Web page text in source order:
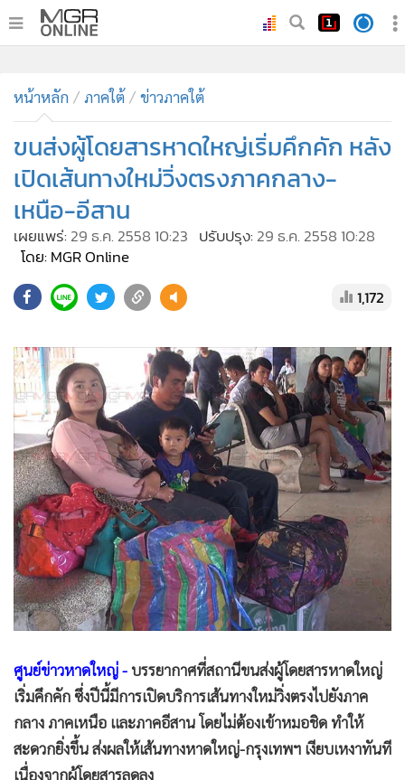
• ทันเหตุการณ์
• ภาคใต้
• ภูมิภาค
• Online Section
• บันเทิง
• ผู้จัดการรายวัน
คอลัมนิสต์
• ละคร
• Cyber BIZ
• ผู้จัดกวน
• Good health & Well-being
• Green Innovation & SD
• Management & HR
• MGR Live
• Infographic
• การเมือง
• ท่องเที่ยว
• กีฬา
• ต่างประเทศ
Special Scoop
• เศรษฐกิจ-ธุรกิจ
• ชุมชน-คุณภาพชีวิต
• อาชญากรรม
หน้าหลัก ภาคใต้ ข่าวภาคใต้
ขนส่งผู้โดยสารหาดใหญ่เริ่มคึกคัก หลัง
เปิดเส้นทางใหม่วิ่งตรงภาคกลาง-
เหนือ-อีสาน
เผยแพร่: 29 ธ.ค. 2558 10:23 ปรับปรุง: 29 ธ.ค. 2558 10:28
โดย: MGR Online
1,172
เริ่มคึกคัก ซึ่งปีนี้มีการเปิดบริการเส้นทางใหม่วิ่งตรงไปยังภาค
กลาง ภาคเหนือ และภาคอีสาน โดยไม่ต้องเข้าหมอชิด ทำให้
สะดวกยิ่งขึ้น ส่งผลให้เส้นทางหาดใหญ่-กรุงเทพฯ เงียบเหงาทันที
เนื่องจากผู้โดยสารลดลง